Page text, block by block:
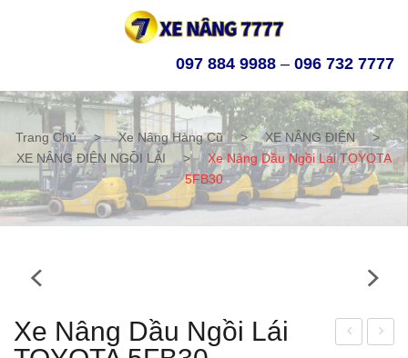
097 884 9988 – 096 732 7777
Trang Chủ > Xe Nâng Hàng Cũ > XE NÂNG ĐIỆN
>
XE NÂNG ĐIỆN NGỒI LÁI
>
Xe Nâng Dầu Ngồi Lái TOYOTA
5FB30
Xe Nâng Dầu Ngồi Lái